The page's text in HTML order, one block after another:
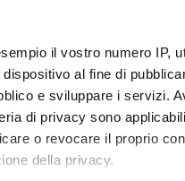
il vostro numero IP,
al fine di
e sviluppare i servizi.
di privacy sono
o revocare il proprio
della privacy.
interattiva volta a
di ambito infermieristico
il progetto di stage e
come per esempio i diari